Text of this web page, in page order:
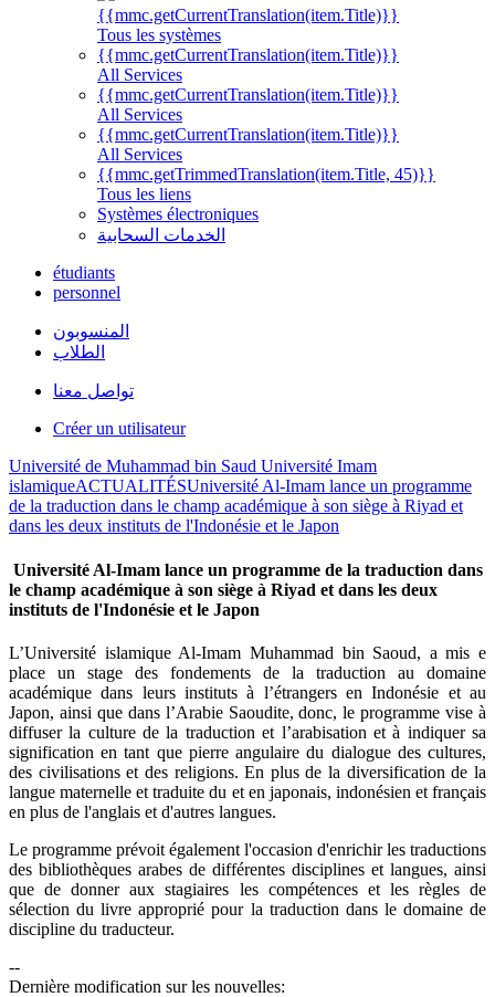
{{mmc.getCurrentTranslation(item.Title)}}
Tous les systèmes
{{mmc.getCurrentTranslation(item.Title)}}
All Services
{{mmc.getCurrentTranslation(item.Title)}}
All Services
{{mmc.getCurrentTranslation(item.Title)}}
All Services
{{mmc.getTrimmedTranslation(item.Title, 45)}}
Tous les liens
Systèmes électroniques
الخدمات السحابية
étudiants
personnel
المنسوبون
الطلاب
تواصل معنا
Créer un utilisateur
Université de Muhammad bin Saud Université Imam
islamiqueACTUALITÉSUniversité Al-Imam lance un programme
de la traduction dans le champ académique à son siège à Riyad et
dans les deux instituts de l'Indonésie et le Japon
Université Al-Imam lance un programme de la traduction dans
le champ académique à son siège à Riyad et dans les deux
instituts de l'Indonésie et le Japon
​L’Université islamique Al-Imam Muhammad bin Saoud, a mis e
place un stage des fondements de la traduction au domaine
académique dans leurs instituts à l’étrangers en Indonésie et au
Japon, ainsi que dans l’Arabie Saoudite, donc, le programme vise à
diffuser la culture de la traduction et l’arabisation et à indiquer sa
signification en tant que pierre angulaire du dialogue des cultures,
des civilisations et des religions. En plus de la diversification de la
langue maternelle et traduite du et en japonais, indonésien et français
en plus de l'anglais et d'autres langues.
Le programme prévoit également l'occasion d'enrichir les traductions
des bibliothèques arabes de différentes disciplines et langues, ainsi
que de donner aux stagiaires les compétences et les règles de
sélection du livre approprié pour la traduction dans le domaine de
discipline du traducteur.
--
Dernière modification sur les nouvelles: